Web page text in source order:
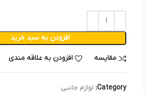
افزودن به سبد خرید
مقایسه افزودن به علاقه مندی
Category: لوازم جانبی